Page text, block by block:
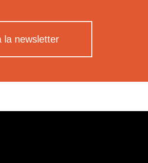
la newsletter